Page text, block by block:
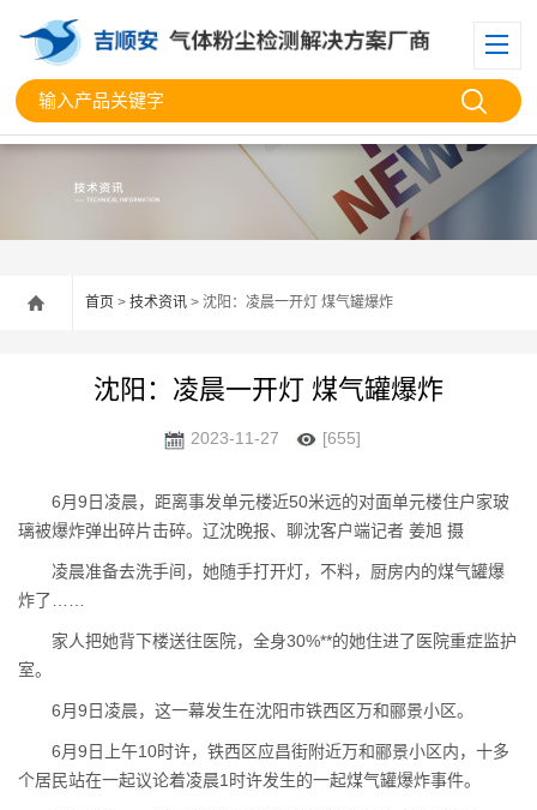
首页 > 技术资讯 > 沈阳：凌晨一开灯 煤气罐爆炸
沈阳：凌晨一开灯 煤气罐爆炸
2023-11-27 [655]
6月9日凌晨，距离事发单元楼近50米远的对面单元楼住户家玻
璃被爆炸弹出碎片击碎。辽沈晚报、聊沈客户端记者 姜旭 摄
凌晨准备去洗手间，她随手打开灯，不料，厨房内的煤气罐爆
炸了……
家人把她背下楼送往医院，全身30%**的她住进了医院重症监护
室。
6月9日凌晨，这一幕发生在沈阳市铁西区万和郦景小区。
6月9日上午10时许，铁西区应昌街附近万和郦景小区内，十多
个居民站在一起议论着凌晨1时许发生的一起煤气罐爆炸事件。